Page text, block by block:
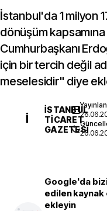
İstanbul'da 1 milyon
dönüşüm kapsamına
Cumhurbaşkanı
için bir tercih değil
meselesidir" diye
İ
İSTANBUL
TICARET
GAZETESI
Google'da
edilen kaynak
ekleyin